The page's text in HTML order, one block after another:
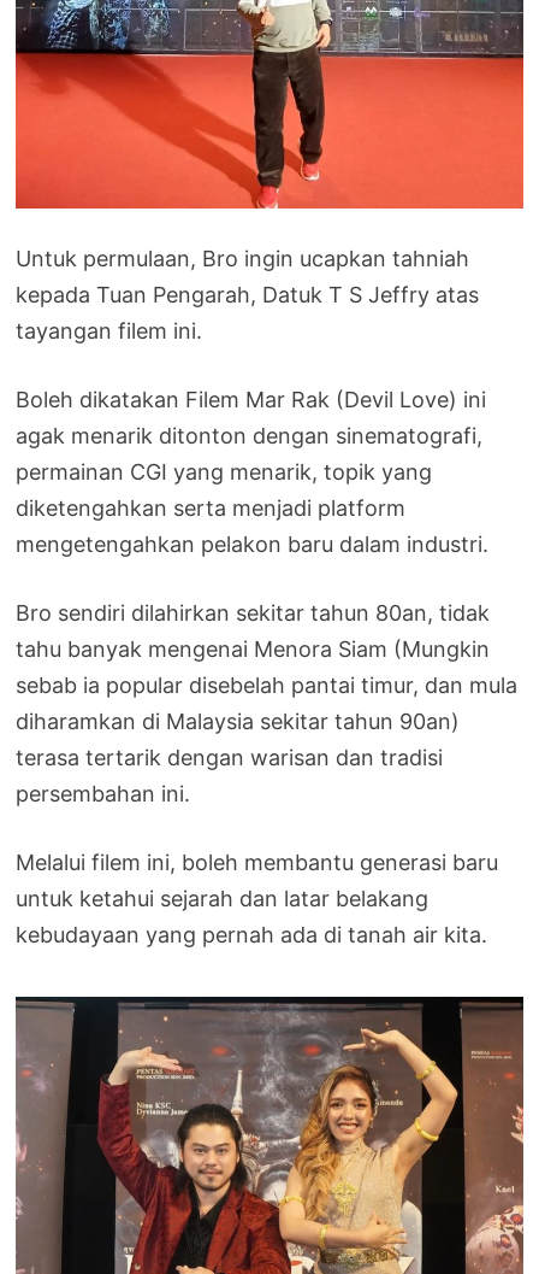
Untuk permulaan, Bro ingin ucapkan tahniah
kepada Tuan Pengarah, Datuk T S Jeffry atas
tayangan filem ini.
Boleh dikatakan Filem Mar Rak (Devil Love) ini
agak menarik ditonton dengan sinematografi,
permainan CGI yang menarik, topik yang
diketengahkan serta menjadi platform
mengetengahkan pelakon baru dalam industri.
Bro sendiri dilahirkan sekitar tahun 80an, tidak
tahu banyak mengenai Menora Siam (Mungkin
sebab ia popular disebelah pantai timur, dan mula
diharamkan di Malaysia sekitar tahun 90an)
terasa tertarik dengan warisan dan tradisi
persembahan ini.
Melalui filem ini, boleh membantu generasi baru
untuk ketahui sejarah dan latar belakang
kebudayaan yang pernah ada di tanah air kita.